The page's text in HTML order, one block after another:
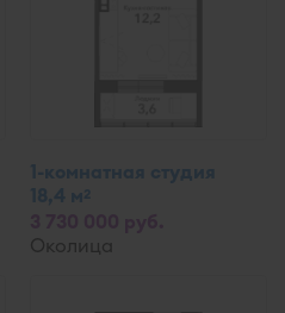
1-комнатная студия
18,4 м2
Околица